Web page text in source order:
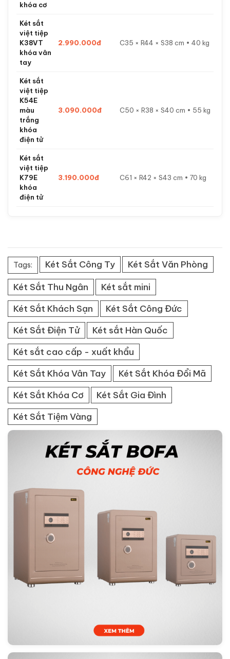
khóa cơ
Két sắt
việt tiệp
K38VT
khóa vân
tay
2.990.000đ C35 × R44 × S38 cm • 40 kg
Két sắt
việt tiệp
K54E
màu
trắng
khóa
điện tử
3.090.000đ C50 × R38 × S40 cm • 55 kg
Két sắt
việt tiệp
K79E
khóa
điện tử
3.190.000đ C61 × R42 × S43 cm • 70 kg
Tags: Két Sắt Công Ty
Két Sắt Văn Phòng
Két Sắt Thu Ngân
Két sắt mini
Két Sắt Khách Sạn
Két Sắt Công Đức
Két Sắt Điện Tử
Két sắt Hàn Quốc
Két sắt cao cấp - xuất khẩu
Két Sắt Khóa Vân Tay
Két Sắt Khóa Đổi Mã
Két Sắt Khóa Cơ
Két Sắt Gia Đình
Két Sắt Tiệm Vàng